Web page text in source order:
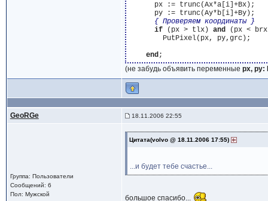
      px := trunc(Ax*a[i]+Bx);
      py := trunc(Ay*b[i]+By);
{ Проверяем координаты }
if (px > tlx) and (px <
        PutPixel(px, py,grc);
end
(не забудь объявить переменные px, py:
GeoRGe 18.11.2006 22:55
Группа: Пользователи
Сообщений: 6
Пол: Мужской
Цитата(volvo @ 18.11.2006 17:55)
...и будет тебе счастье...
большое спасибо...